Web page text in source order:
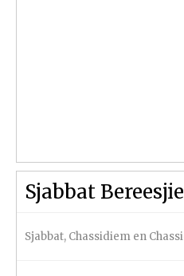
Sjabbat
Sjabbat, Chassidiem en